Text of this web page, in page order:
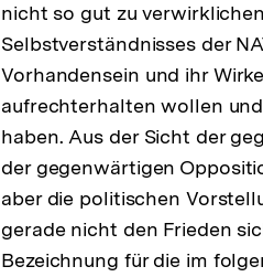
nicht so gut zu
Selbstverständnisses der
Vorhandensein und ihr
aufrechterhalten wollen
haben. Aus der Sicht der
der gegenwärtigen
aber die politischen
gerade nicht den Frieden
Bezeichnung für die im